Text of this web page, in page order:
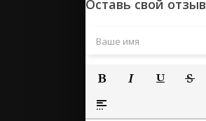
Оставь свой отзыв